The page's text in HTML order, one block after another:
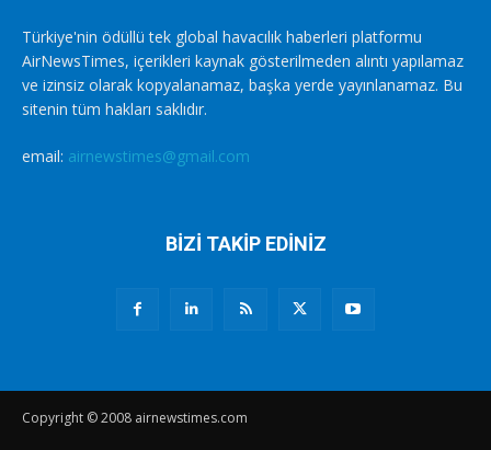
Türkiye'nin ödüllü tek global havacılık haberleri platformu
AirNewsTimes, içerikleri kaynak gösterilmeden alıntı yapılamaz
ve izinsiz olarak kopyalanamaz, başka yerde yayınlanamaz. Bu
sitenin tüm hakları saklıdır.
email: airnewstimes@gmail.com
BİZİ TAKİP EDİNİZ
Copyright © 2008 airnewstimes.com